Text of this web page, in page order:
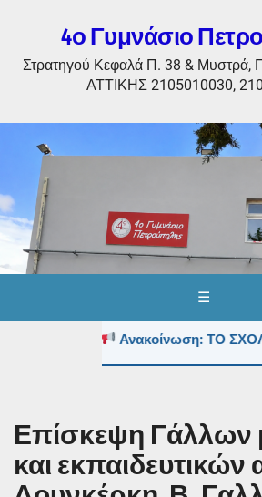
4ο Γυμνάσιο
Στρατηγού Κεφαλά Π. 38 & Μυστρά,
ΑΤΤΙΚΗΣ 2105010030,
☰
Ανακοίνωση: ΤΟ
Επίσκεψη Γάλλων
και εκπαιδευτικών